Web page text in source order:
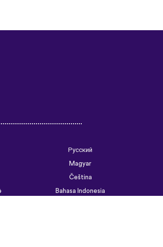
Русский
Čeština
Bahasa Indonesia
العربية الرسمية الحديثة